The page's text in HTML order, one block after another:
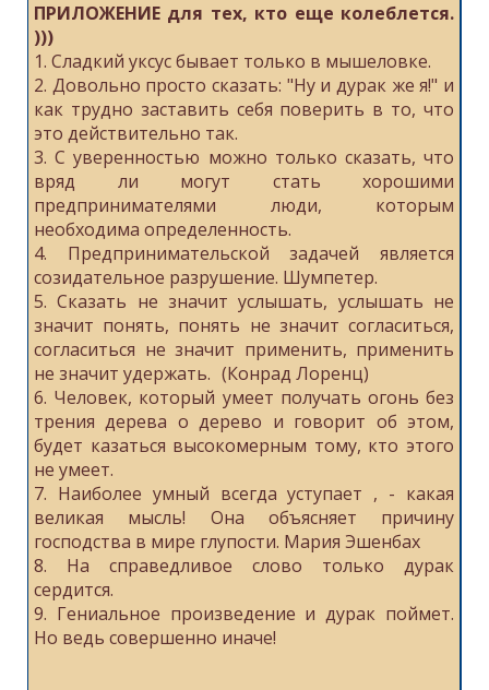
ПРИЛОЖЕНИЕ для тех, кто еще колеблется.
)))
1. Сладкий уксус бывает только в мышеловке.
2. Довольно просто сказать: "Ну и дурак же я!" и
как трудно заставить себя поверить в то, что
это действительно так.
3. С уверенностью можно только сказать, что
вряд ли могут стать хорошими
предпринимателями люди, которым
необходима определенность.
4. Предпринимательской задачей является
созидательное разрушение. Шумпетер.
5. Сказать не значит услышать, услышать не
значит понять, понять не значит согласиться,
согласиться не значит применить, применить
не значит удержать. (Конрад Лоренц)
6. Человек, который умеет получать огонь без
трения дерева о дерево и говорит об этом,
будет казаться высокомерным тому, кто этого
не умеет.
7. Наиболее умный всегда уступает , - какая
великая мысль! Она объясняет причину
господства в мире глупости. Мария Эшенбах
8. На справедливое слово только дурак
сердится.
9. Гениальное произведение и дурак поймет.
Но ведь совершенно иначе!